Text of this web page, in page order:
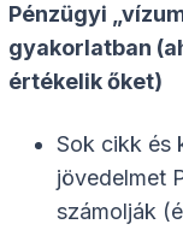
Pénzügyi
gyakorlatban
értékelik őket)
Sok cikk és
jövedelmet
számolják